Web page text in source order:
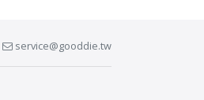
service@gooddie.tw